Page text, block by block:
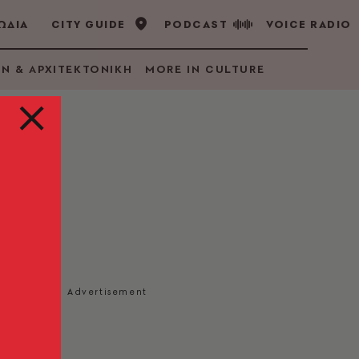
CITY GUIDE PODCAST VOICE RADIO
& ΑΡΧΙΤΕΚΤΟΝΙΚΗ MORE IN CULTURE